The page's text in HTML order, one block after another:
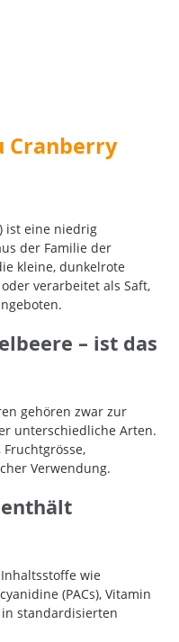
Cranberry
) ist eine niedrig
der Familie der
kleine, dunkelrote
verarbeitet als Saft,
– ist das
gehören zwar zur
unterschiedliche Arten.
Verwendung.
wie
(PACs), Vitamin
standardisierten